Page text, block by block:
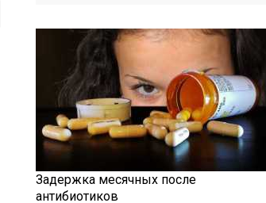
Задержка месячных после
антибиотиков